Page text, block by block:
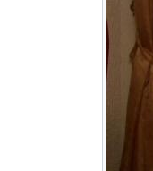
[Expte]
[Expte]
[Expte]
[Expte]
[Expte]
[Expte]
[Expte]
[Expte]